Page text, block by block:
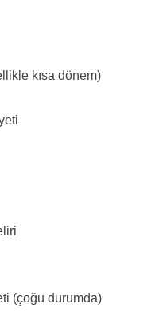
kısa dönem)
(çoğu durumda)